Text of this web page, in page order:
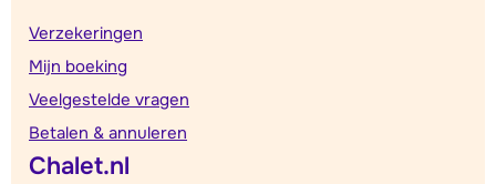
Verzekeringen
Mijn boeking
Veelgestelde vragen
Betalen & annuleren
Chalet.nl